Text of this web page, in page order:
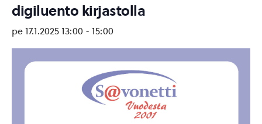
digiluento kirjastolla
pe 17.1.2025 13:00 - 15:00